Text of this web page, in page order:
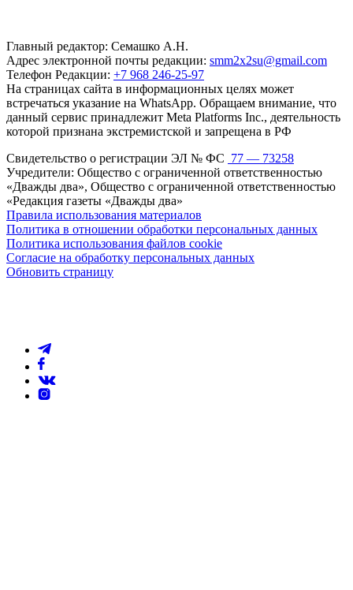
Главный редактор: Семашко А.Н.
Адрес электронной почты редакции: smm2x2su@gmail.com
Телефон Редакции: +7 968 246-25-97
На страницах сайта в информационных целях может
встречаться указание на WhatsApp. Обращаем внимание, что
данный сервис принадлежит Meta Platforms Inc., деятельность
которой признана экстремистской и запрещена в РФ
Свидетельство о регистрации ЭЛ № ФС 77 — 73258
Учредители: Общество с ограниченной ответственностью
«Дважды два», Общество с ограниченной ответственностью
«Редакция газеты «Дважды два»
Правила использования материалов
Политика в отношении обработки персональных данных
Политика использования файлов cookie
Согласие на обработку персональных данных
Обновить страницу